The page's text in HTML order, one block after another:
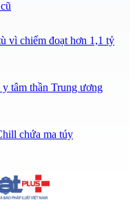
vì chiếm đoạt hơn 1,1 tỷ
tâm thần Trung ương
chứa ma túy